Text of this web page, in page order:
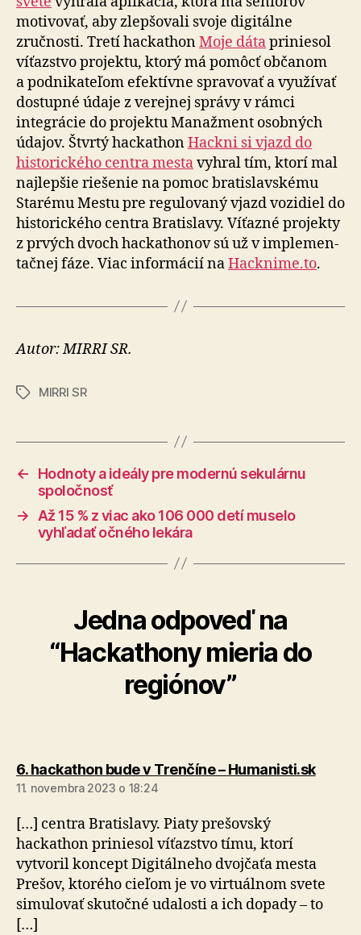
motivovať, aby zlepšovali svoje digitálne
zručnosti. Tretí hackathonMoje dátapriniesol
víťazstvo projektu, ktorý má pomôcť občanom
a pod­ni­ka­te­ľom efektívne spravovať a vyu­žívať
dostupné údaje z ve­rej­nej správy v rámci
integrácie do projektu Manažment osobných
údajov. Štvrtý hackathonHackni si vjazd do
histo­ric­kého centra mestavyhral tím, ktorí mal
najlepšie riešenie na pomoc bra­tis­lav­skému
Starému Mestu pre regu­lo­vaný vjazd vozidiel do
histo­rického centra Bratislavy. Víťazné projekty
z prvých dvoch hackathonov sú už v imple­men­
tačnej fáze. Viac infor­mácií naHacknime.to.
Autor: MIRRI SR.
ZnačkyMIRRI SR
←
Hodnoty a ideály pre modernú sekulárnu
spoločnosť
→
Až 15 % z viac ako 106 000 detí muselo
vyhľadať očného lekára
Jedna odpoveď na
“Hackathony mieria do
regiónov”
6. hackathon bude v Trenčíne – Humanisti.skhovorí:
11. novembra 2023 o 18:24
[…] centra Bratislavy. Piaty prešovský
hackathon priniesol víťazstvo tímu, ktorí
vytvoril koncept Digitálneho dvojčaťa mesta
Prešov, ktorého cieľom je vo virtuálnom svete
simulovať skutočné udalosti a ich dopady – to
[…]